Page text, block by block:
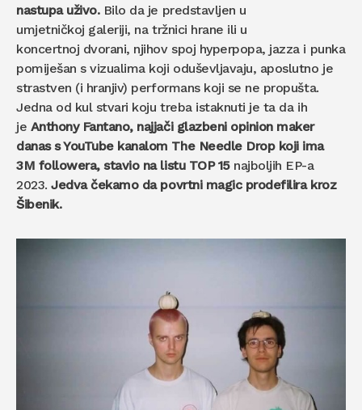
nastupa uživo. Bilo da je predstavljen u
umjetničkoj galeriji, na tržnici hrane ili u
koncertnoj dvorani, njihov spoj hyperpopa, jazza i punka
pomiješan s vizualima koji oduševljavaju, aposlutno je
strastven (i hranjiv) performans koji se ne propušta.
Jedna od kul stvari koju treba istaknuti je ta da ih
je Anthony Fantano, najjači glazbeni opinion maker
danas s YouTube kanalom The Needle Drop koji ima
3M followera, stavio na listu TOP 15najboljih EP-a
2023. Jedva čekamo da povrtni magic prodefilira kroz
Šibenik.